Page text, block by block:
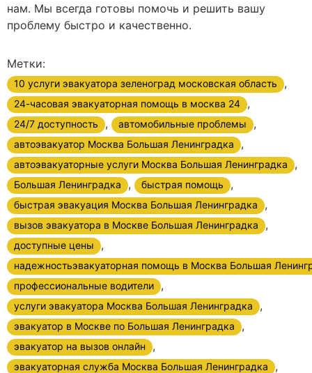
нам. Мы всегда готовы помочь и решить вашу
проблему быстро и качественно.
Метки:
10 услуги эвакуатора зеленоград московская область ,
24-часовая эвакуаторная помощь в москва 24 ,
24/7 доступность , автомобильные проблемы ,
автоэвакуатор Москва Большая Ленинградка ,
автоэвакуаторные услуги Москва Большая Ленинградка ,
Большая Ленинградка , быстрая помощь ,
быстрая эвакуация Москва Большая Ленинградка ,
вызов эвакуатора в Москве Большая Ленинградка ,
доступные цены ,
надежностьэвакуаторная помощь в Москва Большая
профессиональные водители
,
услуги эвакуатора Москва Большая Ленинградка ,
эвакуатор в Москве по Большая Ленинградка ,
эвакуатор на вызов онлайн ,
эвакуаторная служба Москва Большая Ленинградка ,